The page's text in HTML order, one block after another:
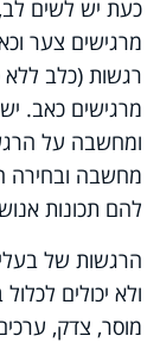
כעת יש לשים לב,
מרגישים צער
רגשות (כלב ללא
מרגישים כאב.
ומחשבה על
מחשבה ובחירה
להם תכונות
הרגשות של
ולא יכולים
מוסר, צדק,